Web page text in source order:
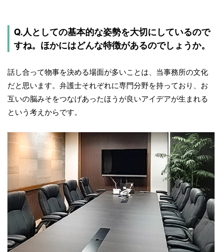
Q.人としての基本的な姿勢を大切にしているので
すね。ほかにはどんな特徴があるのでしょうか。
話し合って物事を決める場面が多いことは、当事務所の文化
だと思います。弁護士それぞれに専門分野を持っており、お
互いの脳みそをつなげあったほうが良いアイデアが生まれる
という考えからです。